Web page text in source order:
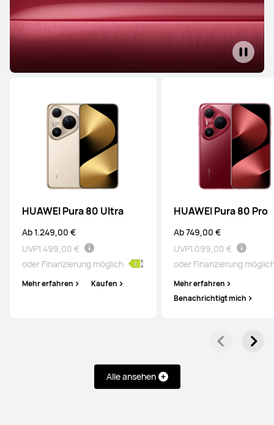
HUAWEI Pura 80 Ultra
Ab 1.249,00 €
UVP1.499,00 €
oder Finanzierung möglich
Mehr erfahren Kaufen
HUAWEI Pura 80 Pro
Ab 749,00 €
UVP1.099,00 €
oder Finanzierung
Mehr erfahren
Benachrichtigt mich
Alle ansehen